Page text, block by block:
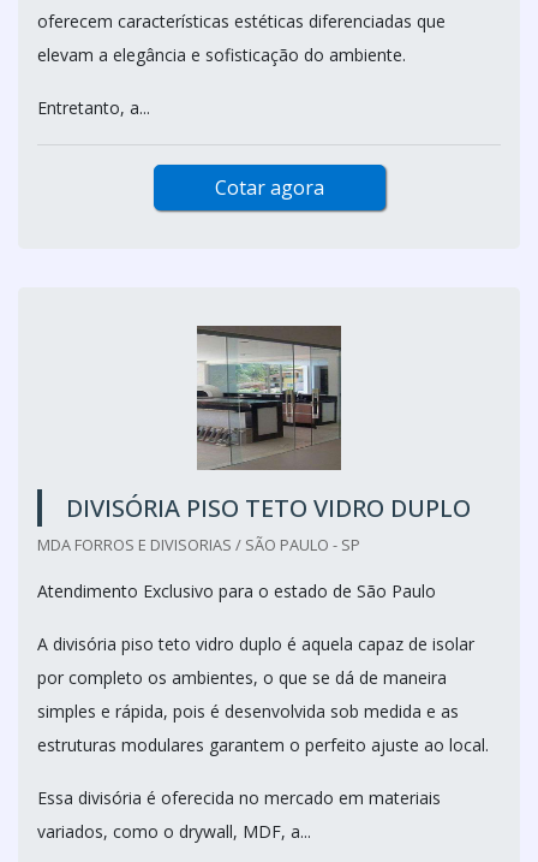
oferecem características estéticas diferenciadas que
elevam a elegância e sofisticação do ambiente.
Entretanto, a...
Cotar agora
DIVISÓRIA PISO TETO VIDRO DUPLO
MDA FORROS E DIVISORIAS / SÃO PAULO - SP
Atendimento Exclusivo para o estado de São Paulo
A divisória piso teto vidro duplo é aquela capaz de isolar
por completo os ambientes, o que se dá de maneira
simples e rápida, pois é desenvolvida sob medida e as
estruturas modulares garantem o perfeito ajuste ao local.
Essa divisória é oferecida no mercado em materiais
variados, como o drywall, MDF, a...